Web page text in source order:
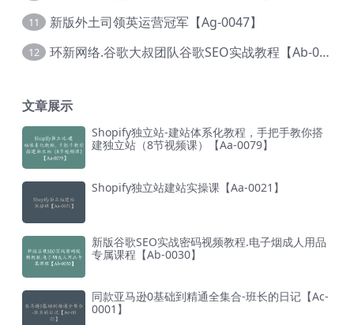
11 新版外土司领英运营冠军【Ag-0047】
12 环新网络.谷歌大叔团队谷歌SEO实战教程【Ab-0024】
文章展示
Shopify独立站-建站体系化教程，手把手教你搭
建独立站（8节视频课）【Aa-0079】
Shopify独立站建站实操课【Aa-0021】
新版谷歌SEO实战密码视频教程.电子烟成人用品
专属课程【Ab-0030】
同款亚马逊0基础到精通全集合-班长的日记【Ac-
0001】